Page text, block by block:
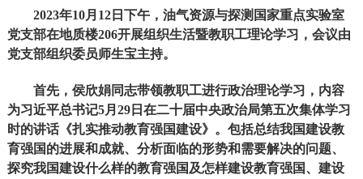
2023年10月12日下午，油气资源与探测国家重点实验室
党支部在地质楼206开展组织生活暨教职工理论学习，会议由
党支部组织委员师生宝主持。
首先，侯欣娟同志带领教职工进行政治理论学习，内容
为习近平总书记5月29日在二十届中央政治局第五次集体学习
时的讲话《扎实推动教育强国建设》。包括总结我国建设教
育强国的进展和成就、分析面临的形势和需要解决的问题、
探究我国建设什么样的教育强国及怎样建设教育强国、建设